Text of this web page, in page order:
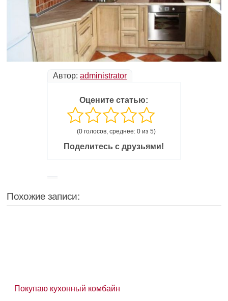
Автор: administrator
Оцените статью:
(0 голосов, среднее: 0 из 5)
Поделитесь с друзьями!
Похожие записи:
Покупаю кухонный комбайн